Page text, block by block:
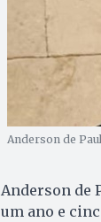
Anderson de
Anderson de
um ano e